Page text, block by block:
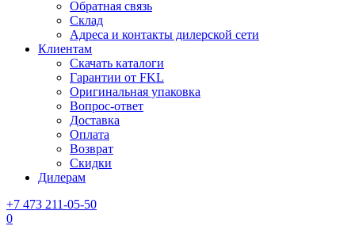
Обратная связь
Склад
Адреса и контакты дилерской сети
Клиентам
Скачать каталоги
Гарантии от FKL
Оригинальная упаковка
Вопрос-ответ
Доставка
Оплата
Возврат
Скидки
Дилерам
+7 473 211-05-50
0